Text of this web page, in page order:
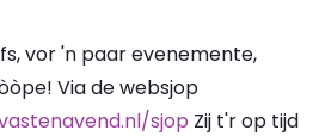
vor 'n paar evenemente,
Via de websjop
sjop Zij t'r op tijd